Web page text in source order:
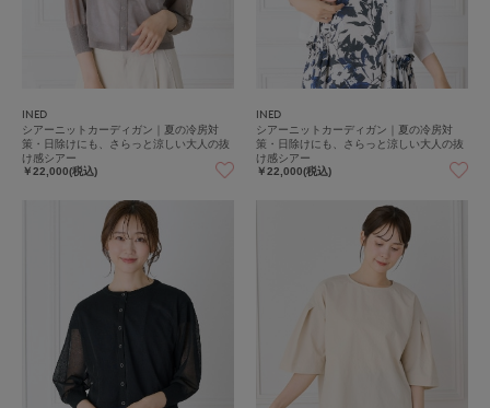
INED
シアーニットカーディガン｜夏の冷房対
策・日除けにも、さらっと涼しい大人の抜
け感シアー
￥22,000(税込)
INED
シアーニットカーディガン｜夏の冷房対
策・日除けにも、さらっと涼しい大人の抜
け感シアー
￥22,000(税込)